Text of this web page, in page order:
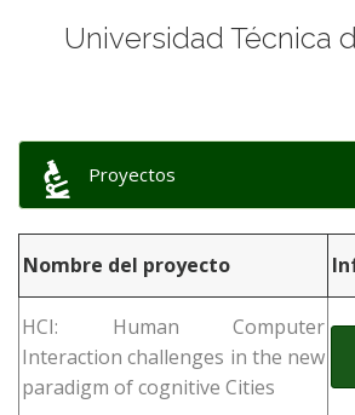
Universidad Técnica
Proyectos
Nombre del proyecto
HCI: Human Computer
Interaction challenges in the new
paradigm of cognitive Cities